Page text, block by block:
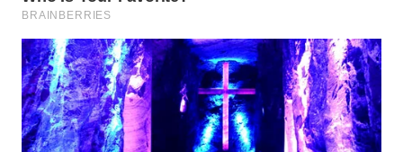
TANJUNG
WN
KARO
WN